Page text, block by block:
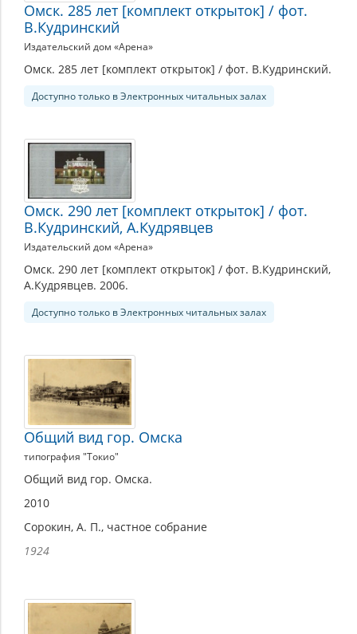
Омск. 285 лет [комплект открыток] / фот.
В.Кудринский
Издательский дом «Арена»
Омск. 285 лет [комплект открыток] / фот. В.Кудринский.
Доступно только в Электронных читальных залах
Омск. 290 лет [комплект открыток] / фот.
В.Кудринский, А.Кудрявцев
Издательский дом «Арена»
Омск. 290 лет [комплект открыток] / фот. В.Кудринский,
А.Кудрявцев. 2006.
Доступно только в Электронных читальных залах
Общий вид гор. Омска
типография "Токио"
Общий вид гор. Омска.
2010
Сорокин, А. П., частное собрание
1924